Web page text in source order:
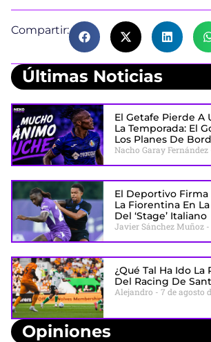
Compartir:
Últimas Noticias
El Getafe Pierde A
La Temporada: El
Los Planes De
Nacho Garay Fernández
El Deportivo Firma
La Fiorentina En
Del ‘stage’ Italiano
Javier Sánchez Muñoz
¿Qué Tal Ha Ido
Del Racing De
Alejandro 7 de agosto
Opiniones